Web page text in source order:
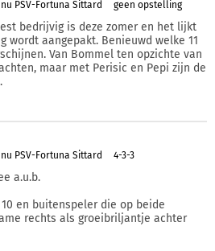
PSV-Fortuna Sittard geen opstelling
bedrijvig is deze zomer en het lijkt
wordt aangepakt. Benieuwd welke 11
Van Bommel ten opzichte van
maar met Perisic en Pepi zijn de
PSV-Fortuna Sittard 4-3-3
a.u.b.
en buitenspeler die op beide
rechts als groeibriljantje achter